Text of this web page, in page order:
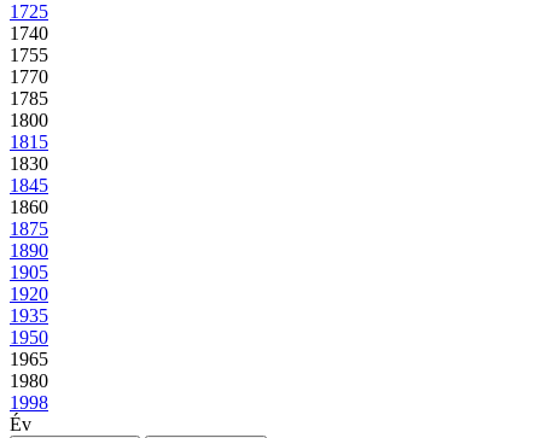
1725
1740
1755
1770
1785
1800
1815
1830
1845
1860
1875
1890
1905
1920
1935
1950
1965
1980
1998
Év